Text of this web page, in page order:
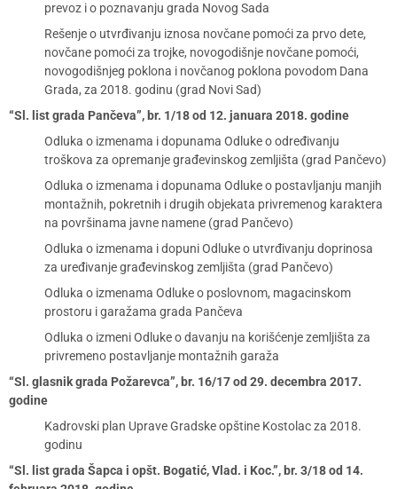
prevoz i o poznavanju grada Novog Sada
Rešenje o utvrđivanju iznosa novčane pomoći za prvo dete,
novčane pomoći za trojke, novogodišnje novčane pomoći,
novogodišnjeg poklona i novčanog poklona povodom Dana
Grada, za 2018. godinu (grad Novi Sad)
“Sl. list grada Pančeva”, br. 1/18 od 12. januara 2018. godine
Odluka o izmenama i dopunama Odluke o određivanju
troškova za opremanje građevinskog zemljišta (grad Pančevo)
Odluka o izmenama i dopunama Odluke o postavljanju manjih
montažnih, pokretnih i drugih objekata privremenog karaktera
na površinama javne namene (grad Pančevo)
Odluka o izmenama i dopuni Odluke o utvrđivanju doprinosa
za uređivanje građevinskog zemljišta (grad Pančevo)
Odluka o izmenama Odluke o poslovnom, magacinskom
prostoru i garažama grada Pančeva
Odluka o izmeni Odluke o davanju na korišćenje zemljišta za
privremeno postavljanje montažnih garaža
“Sl. glasnik grada Požarevca”, br. 16/17 od 29. decembra 2017.
godine
Kadrovski plan Uprave Gradske opštine Kostolac za 2018.
godinu
“Sl. list grada Šapca i opšt. Bogatić, Vlad. i Koc.”, br. 3/18 od 14.